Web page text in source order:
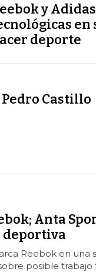
y
en
deporte
Castillo
Anta
deportiva
Reebok en una
posible trabajo